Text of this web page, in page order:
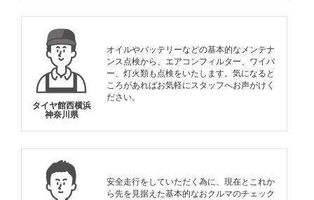
タイヤ館西横浜
神奈川県
オイルやバッテリーなどの基本的なメンテナ
ンス点検から、エアコンフィルター、ワイパ
ー、灯火類も点検をいたします。気になると
ころがあればお気軽にスタッフへお声がけく
ださい。
安全走行をしていただく為に、現在とこれか
ら先を見据えた基本的なおクルマのチェック